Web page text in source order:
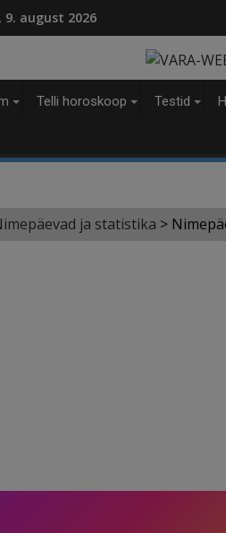
9. august 2026
Telli horoskoop Testid
ja statistika >